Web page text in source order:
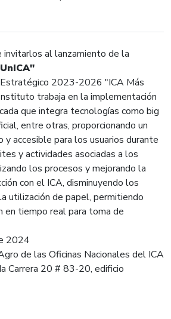
al lanzamiento de la
2023-2026 "ICA Más
trabaja en la implementación
que integra tecnologías como big
entre otras, proporcionando un
y accesible para los usuarios durante
y actividades asociadas a los
los procesos y mejorando la
con el ICA, disminuyendo los
utilización de papel, permitiendo
en tiempo real para toma de
2024
de las Oficinas Nacionales del ICA
Carrera 20 # 83-20, edificio